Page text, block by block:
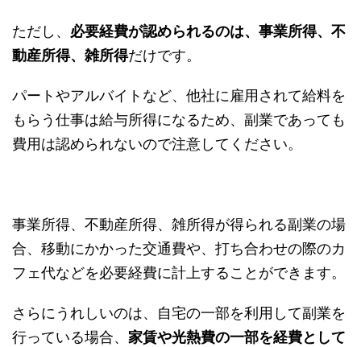
ただし、 必要経費が認められるのは、事業所得、不
動産所得、雑所得だけです。
パートやアルバイトなど、他社に雇用されて給料を
もらう仕事は給与所得になるため、副業であっても
費用は認められないので注意してください。
事業所得、不動産所得、雑所得が得られる副業の場
合、移動にかかった交通費や、打ち合わせの際のカ
フェ代などを必要経費に計上することができます。
さらにうれしいのは、自宅の一部を利用して副業を
行っている場合、 家賃や光熱費の一部を経費として